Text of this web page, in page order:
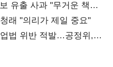
유출 사과 "무거운 책임
래 "의리가 제일 중요"
법 위반 적발…공정위,